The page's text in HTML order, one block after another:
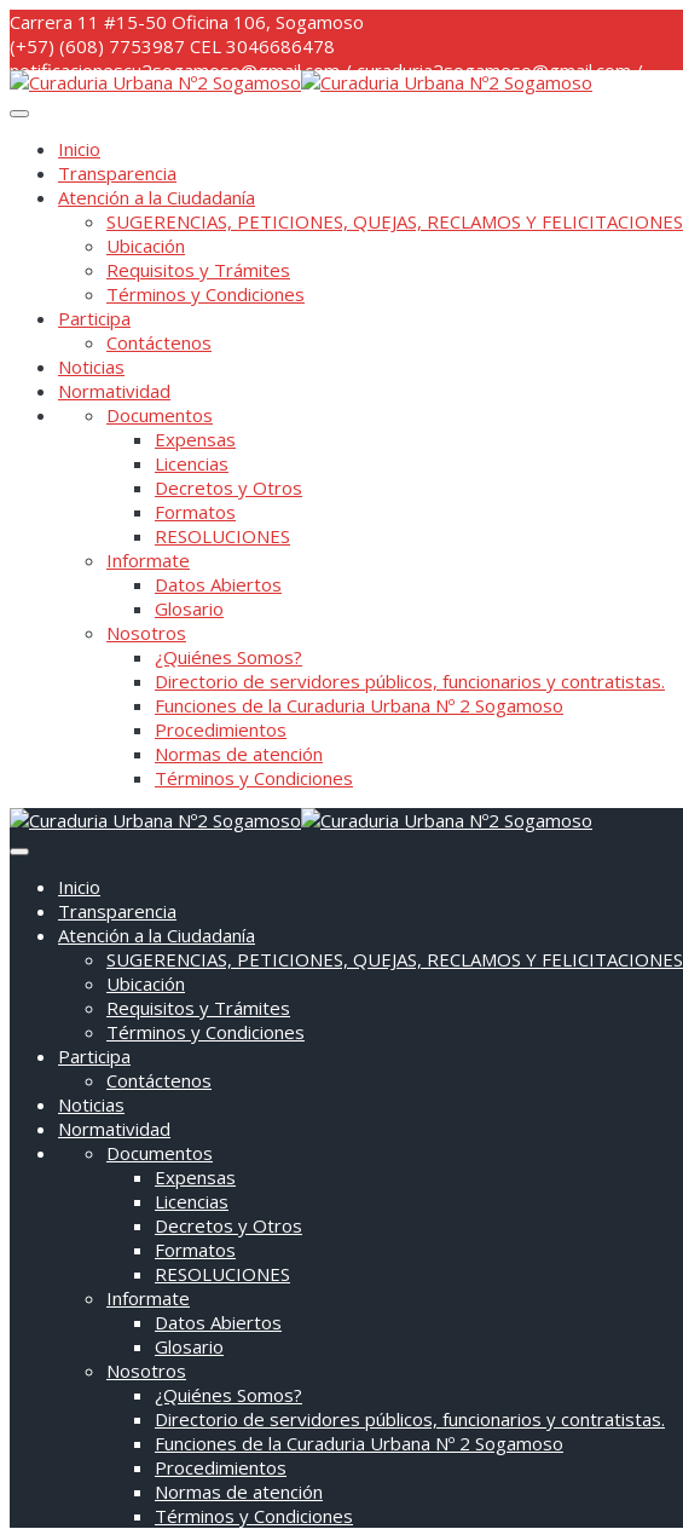
Skip
to
content
Carrera 11 #15-50 Oficina 106, Sogamoso
(+57) (608) 7753987 CEL 3046686478
notificacionescu2sogamoso@gmail.com / curaduria2sogamoso@gmail.com /
Inicio
Transparencia
Atención a la Ciudadanía
SUGERENCIAS, PETICIONES, QUEJAS, RECLAMOS Y FELICITACIONES
Ubicación
Requisitos y Trámites
Términos y Condiciones
Participa
Contáctenos
Noticias
Normatividad
Documentos
Expensas
Licencias
Decretos y Otros
Formatos
RESOLUCIONES
Informate
Datos Abiertos
Glosario
Nosotros
¿Quiénes Somos?
Directorio de servidores públicos, funcionarios y contratistas.
Funciones de la Curaduria Urbana Nº 2 Sogamoso
Procedimientos
Normas de atención
Términos y Condiciones
Inicio
Transparencia
Atención a la Ciudadanía
SUGERENCIAS, PETICIONES, QUEJAS, RECLAMOS Y FELICITACIONES
Ubicación
Requisitos y Trámites
Términos y Condiciones
Participa
Contáctenos
Noticias
Normatividad
Documentos
Expensas
Licencias
Decretos y Otros
Formatos
RESOLUCIONES
Informate
Datos Abiertos
Glosario
Nosotros
¿Quiénes Somos?
Directorio de servidores públicos, funcionarios y contratistas.
Funciones de la Curaduria Urbana Nº 2 Sogamoso
Procedimientos
Normas de atención
Términos y Condiciones